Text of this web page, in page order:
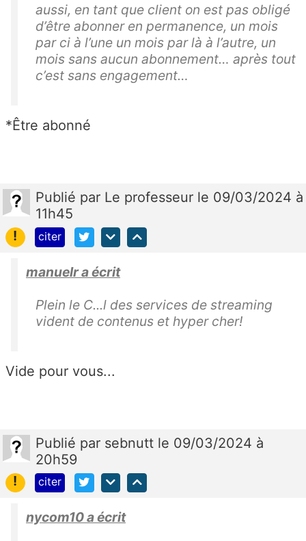
aussi, en tant que client on est pas obligé
d’être abonner en permanence, un mois
par ci à l’une un mois par là à l’autre, un
mois sans aucun abonnement… après tout
c’est sans engagement…
*Être abonné
Publié par Le professeur le 09/03/2024 à
11h45
!
citer
manuelr a écrit
Plein le C...l des services de streaming
vident de contenus et hyper cher!
Vide pour vous...
Publié par sebnutt le 09/03/2024 à
20h59
!
citer
nycom10 a écrit